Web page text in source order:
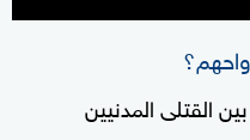
القتلى المدنيين